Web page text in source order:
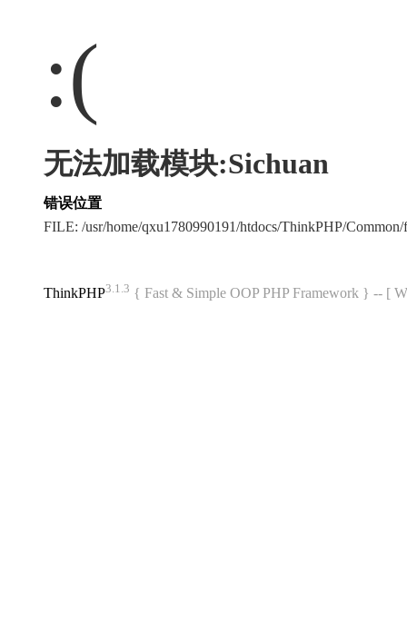
:(
无法加载模块:Sichuan
错误位置
FILE: /usr/home/qxu1780990191/htdocs/ThinkPHP/
ThinkPHP3.1.3 { Fast & Simple OOP PHP Framework } -- [